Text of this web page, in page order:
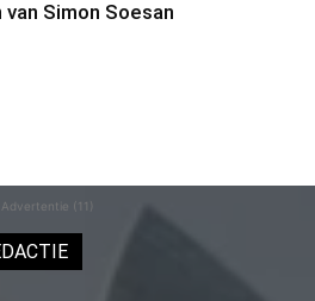
van Simon Soesan
Advertentie (11)